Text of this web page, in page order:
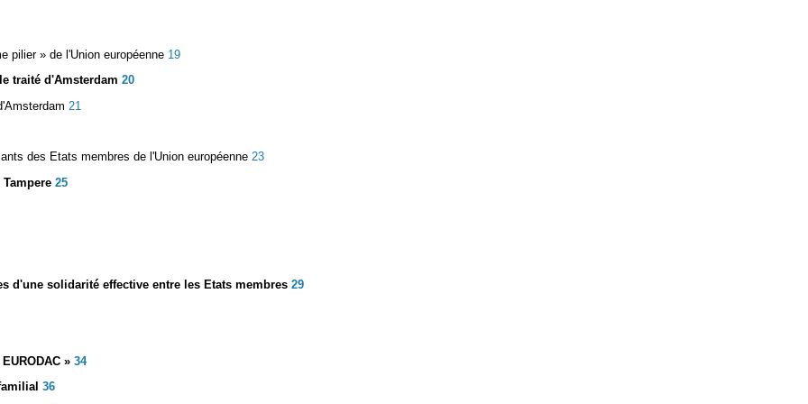
pilier » de l'Union européenne 19
traité d'Amsterdam 20
21
des Etats membres de l'Union européenne 23
25
d'une solidarité effective entre les Etats membres29
»34
36